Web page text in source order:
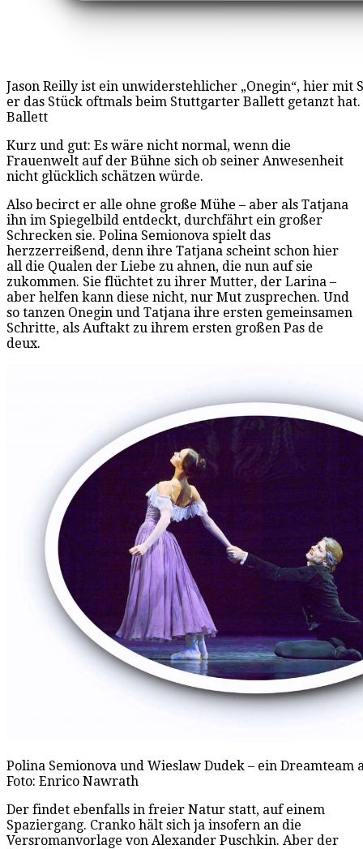
Jason Reilly ist ein unwiderstehlicher „Onegin“, hier mit
er das Stück oftmals beim Stuttgarter Ballett getanzt
Ballett
Kurz und gut: Es wäre nicht normal, wenn die
Frauenwelt auf der Bühne sich ob seiner Anwesenheit
nicht glücklich schätzen würde.
Also becirct er alle ohne große Mühe – aber als Tatjana
ihn im Spiegelbild entdeckt, durchfährt ein großer
Schrecken sie. Polina Semionova spielt das
herzzerreißend, denn ihre Tatjana scheint schon hier
all die Qualen der Liebe zu ahnen, die nun auf sie
zukommen. Sie flüchtet zu ihrer Mutter, der Larina –
aber helfen kann diese nicht, nur Mut zusprechen. Und
so tanzen Onegin und Tatjana ihre ersten gemeinsamen
Schritte, als Auftakt zu ihrem ersten großen Pas de
deux.
Polina Semionova und Wieslaw Dudek – ein Dreamteam
Foto: Enrico Nawrath
Der findet ebenfalls in freier Natur statt, auf einem
Spaziergang. Cranko hält sich ja insofern an die
Versromanvorlage von Alexander Puschkin. Aber der